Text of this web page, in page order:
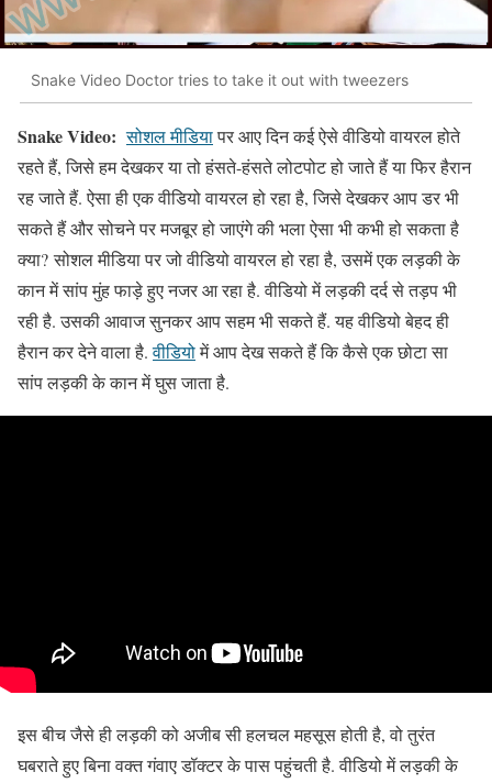
Snake Video Doctor tries to take it out with tweezers
Snake Video: सोशल मीडियापर आए दिन कई ऐसे वीडियो वायरल होते
रहते हैं, जिसे हम देखकर या तो हंसते-हंसते लोटपोट हो जाते हैं या फिर हैरान
रह जाते हैं. ऐसा ही एक वीडियो वायरल हो रहा है, जिसे देखकर आप डर भी
सकते हैं और सोचने पर मजबूर हो जाएंगे की भला ऐसा भी कभी हो सकता है
क्या? सोशल मीडिया पर जो वीडियो वायरल हो रहा है, उसमें एक लड़की के
कान में सांप मुंह फाड़े हुए नजर आ रहा है. वीडियो में लड़की दर्द से तड़प भी
रही है. उसकी आवाज सुनकर आप सहम भी सकते हैं. यह वीडियो बेहद ही
हैरान कर देने वाला है.वीडियोमें आप देख सकते हैं कि कैसे एक छोटा सा
सांप लड़की के कान में घुस जाता है.
इस बीच जैसे ही लड़की को अजीब सी हलचल महसूस होती है, वो तुरंत
घबराते हुए बिना वक्त गंवाए डॉक्टर के पास पहुंचती है. वीडियो में लड़की के